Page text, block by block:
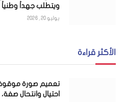
ويتطلب جهداً وطنياً
يوليو 20, 2026
الأكثر قراءة
تعميم صورة موقوفة
احتيال وانتحال